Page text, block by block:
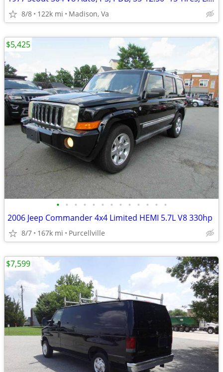
8/8 122k mi Madison, Va
• • • • • • • • • • • • •
2006 Jeep Commander 4x4 Limited HEMI 5.7L V8 330hp
8/7 167k mi Purcellville
$5,425
$7,599